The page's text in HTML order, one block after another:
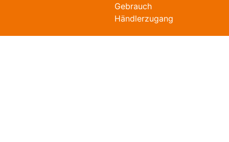
Gebrauch
Händlerzugang